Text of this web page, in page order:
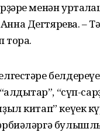
менән
Дегтярева. –
тора.
“сүп-
китап” кеүек